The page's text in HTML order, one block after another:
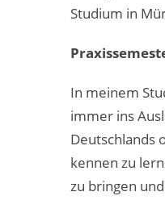
Studium in
In meinem
immer ins
Deutschlands
kennen zu
zu bringen